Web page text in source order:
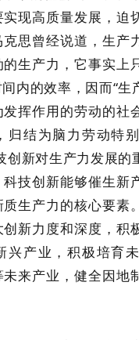
现高质量发展，迫
思曾经说道，生产
生产力，它事实上
内的效率，因而“生
挥作用的劳动的社
归结为脑力劳动特
创新对生产力发展的
技创新能够催生新
生产力的核心要素
新力度和深度，积
兴产业，积极培育
来产业，健全因地